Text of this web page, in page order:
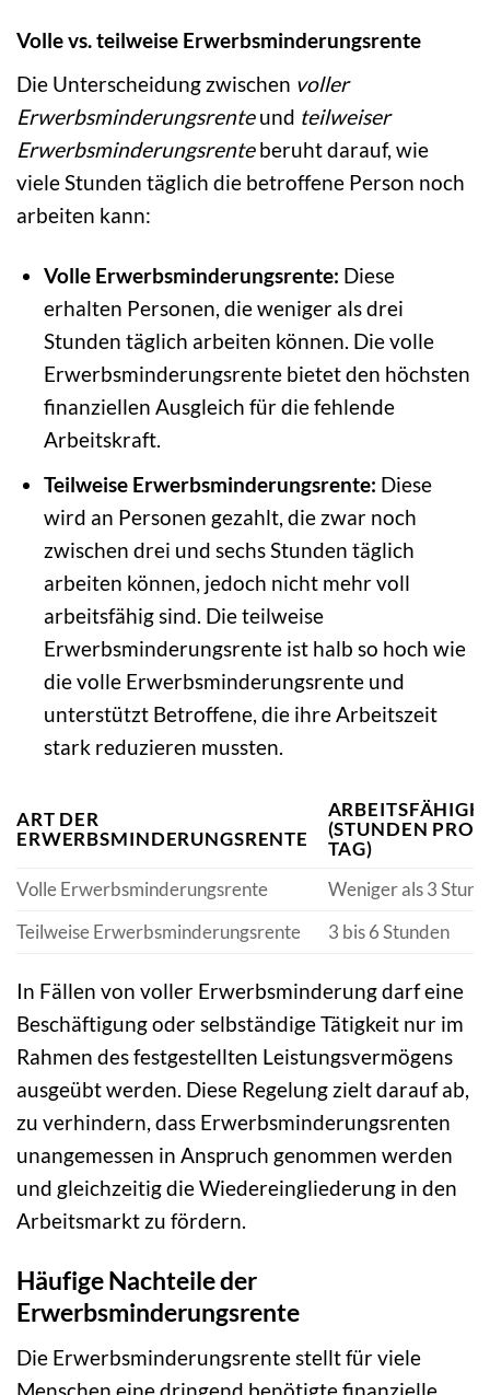
Volle vs. teilweise Erwerbsminderungsrente
Die Unterscheidung zwischen voller
Erwerbsminderungsrenteund teilweiser
Erwerbsminderungsrenteberuht darauf, wie
viele Stunden täglich die betroffene Person noch
arbeiten kann:
Volle Erwerbsminderungsrente: Diese
erhalten Personen, die weniger als drei
Stunden täglich arbeiten können. Die volle
Erwerbsminderungsrente bietet den höchsten
finanziellen Ausgleich für die fehlende
Arbeitskraft.
Teilweise Erwerbsminderungsrente: Diese
wird an Personen gezahlt, die zwar noch
zwischen drei und sechs Stunden täglich
arbeiten können, jedoch nicht mehr voll
arbeitsfähig sind. Die teilweise
Erwerbsminderungsrente ist halb so hoch wie
die volle Erwerbsminderungsrente und
unterstützt Betroffene, die ihre Arbeitszeit
stark reduzieren mussten.
ART DER
ERWERBSMINDERUNGSRENTE
(STUNDEN PRO
TAG)
Volle Erwerbsminderungsrente
Weniger als 3
Teilweise Erwerbsminderungsrente
3 bis 6 Stunden
In Fällen von voller Erwerbsminderung darf eine
Beschäftigung oder selbständige Tätigkeit nur im
Rahmen des festgestellten Leistungsvermögens
ausgeübt werden. Diese Regelung zielt darauf ab,
zu verhindern, dass Erwerbsminderungsrenten
unangemessen in Anspruch genommen werden
und gleichzeitig die Wiedereingliederung in den
Arbeitsmarkt zu fördern.
Häufige Nachteile der
Erwerbsminderungsrente
Die Erwerbsminderungsrente stellt für viele
Menschen eine dringend benötigte finanzielle